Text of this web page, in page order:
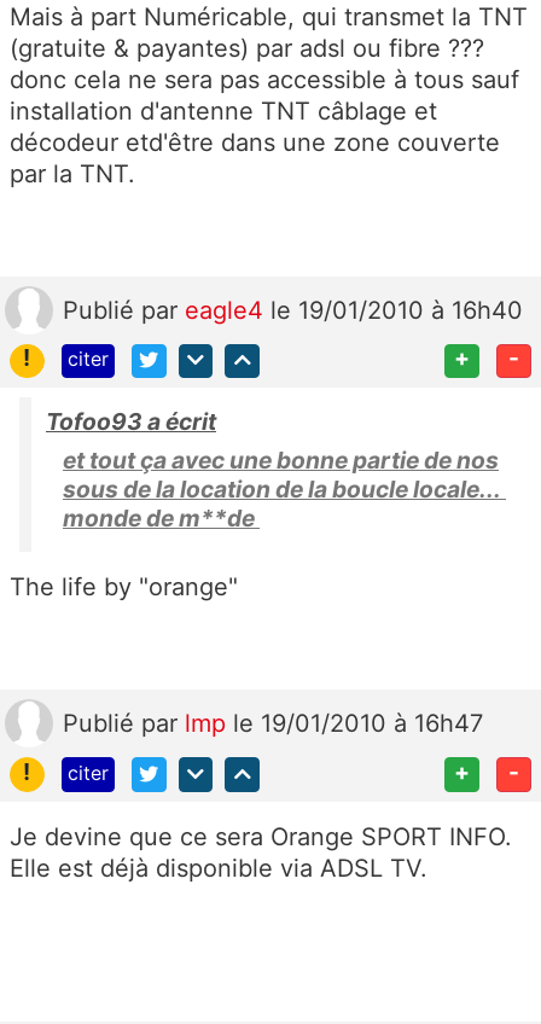
Mais à part Numéricable, qui transmet la TNT
(gratuite & payantes) par adsl ou fibre ???
donc cela ne sera pas accessible à tous sauf
installation d'antenne TNT câblage et
décodeur etd'être dans une zone couverte
par la TNT.
Publié par eagle4 le 19/01/2010 à 16h40
!
citer + -
Tofoo93 a écrit
et tout ça avec une bonne partie de nos
sous de la location de la boucle locale...
monde de m**de
The life by "orange"
Publié par lmp le 19/01/2010 à 16h47
!
citer + -
Je devine que ce sera Orange SPORT INFO.
Elle est déjà disponible via ADSL TV.